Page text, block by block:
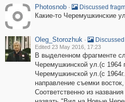
Photosnob · Discussed
Какие-то Черемушкинские
Oleg_Storozhuk ·
Edited 23 May 2016, 17:23
В выделенном фрагменте
Черемушкинской ул.(с 1964
Черемушкинской ул.(с
направление съемки
Соответственно из